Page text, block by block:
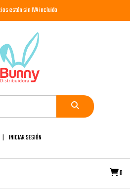
están sin IVA incluido
INICIAR SESIÓN
0